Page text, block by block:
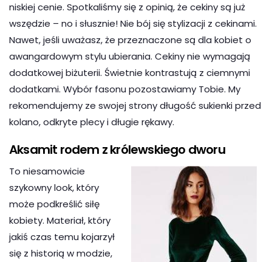
niskiej cenie. Spotkaliśmy się z opinią, że cekiny są już
wszędzie – no i słusznie! Nie bój się stylizacji z cekinami.
Nawet, jeśli uważasz, że przeznaczone są dla kobiet o
awangardowym stylu ubierania. Cekiny nie wymagają
dodatkowej biżuterii. Świetnie kontrastują z ciemnymi
dodatkami. Wybór fasonu pozostawiamy Tobie. My
rekomendujemy ze swojej strony długość sukienki przed
kolano, odkryte plecy i długie rękawy.
Aksamit rodem z królewskiego dworu
To niesamowicie
szykowny look, który
może podkreślić siłę
kobiety. Materiał, który
jakiś czas temu kojarzył
się z historią w modzie,